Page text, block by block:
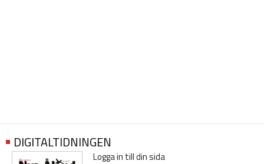
DIGITALTIDNINGEN
Logga in till din sida